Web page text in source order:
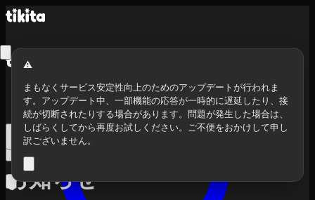
お知らせ
⚠️
まもなくサービス安定性向上のためのアップデートが行われま
す。アップデート中、一部機能の応答が一時的に遅延したり、接
続が切断されたりする場合があります。問題が発生した場合は、
しばらくしてから再度お試しください。ご不便をおかけして申し
訳ございません。